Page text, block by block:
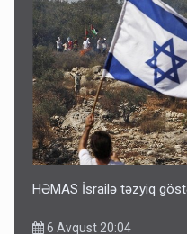
HƏMAS İsrailə təzyiq
6 Avqust 20:04